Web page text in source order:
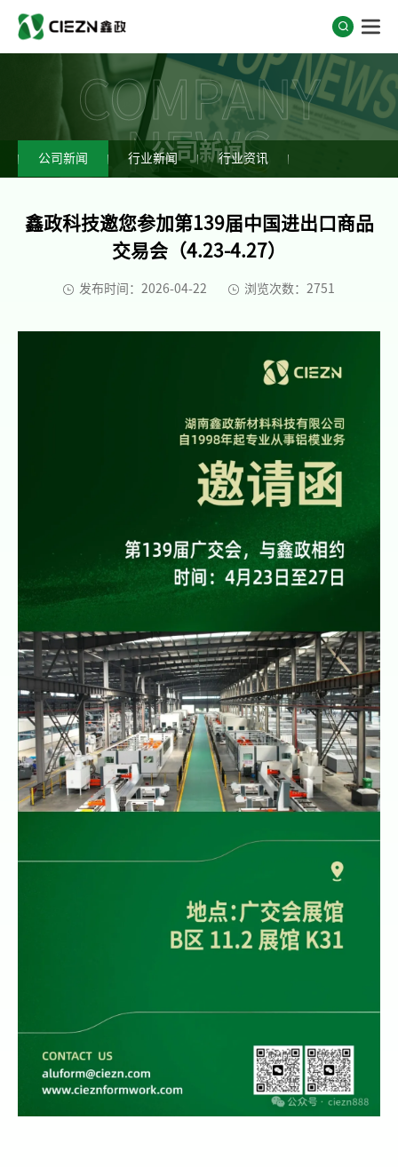
COMPANY
NEWS
公司新闻
公司新闻 行业新闻 行业资讯
鑫政科技邀您参加第139届中国进出口商品
交易会（4.23-4.27）
发布时间：2026-04-22 浏览次数：2751